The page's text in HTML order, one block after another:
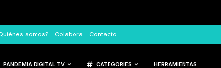
somos? Colabora Contacto
PANDEMIA DIGITAL TV CATEGORIES HERRAMIENTAS